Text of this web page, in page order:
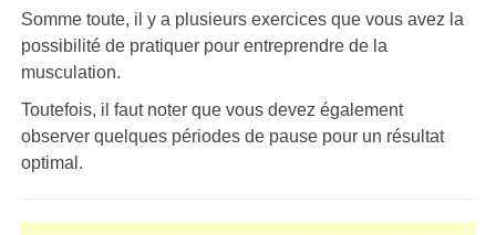
Somme toute, il y a plusieurs exercices que vous avez la
possibilité de pratiquer pour entreprendre de la
musculation.
Toutefois, il faut noter que vous devez également
observer quelques périodes de pause pour un résultat
optimal.